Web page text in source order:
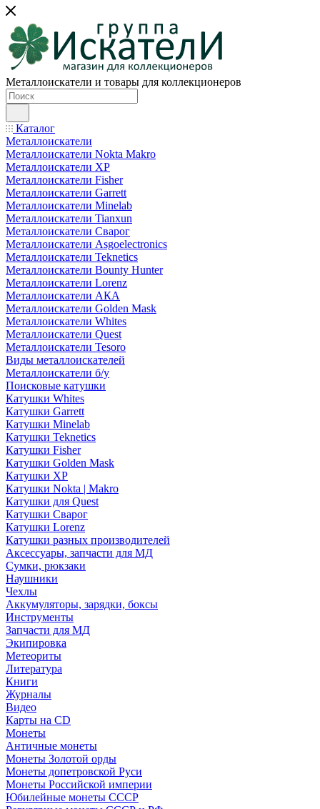
Металлоискатели и товары для коллекционеров
Каталог
Металлоискатели
Металлоискатели Nokta Makro
Металлоискатели XP
Металлоискатели Fisher
Металлоискатели Garrett
Металлоискатели Minelab
Металлоискатели Tianxun
Металлоискатели Сварог
Металлоискатели Asgoelectronics
Металлоискатели Teknetics
Металлоискатели Bounty Hunter
Металлоискатели Lorenz
Металлоискатели АКА
Металлоискатели Golden Mask
Металлоискатели Whites
Металлоискатели Quest
Металлоискатели Tesoro
Виды металлоискателей
Металлоискатели б/у
Поисковые катушки
Катушки Whites
Катушки Garrett
Катушки Minelab
Катушки Teknetics
Катушки Fisher
Катушки Golden Mask
Катушки XP
Катушки Nokta | Makro
Катушки для Quest
Катушки Сварог
Катушки Lorenz
Катушки разных производителей
Аксессуары, запчасти для МД
Сумки, рюкзаки
Наушники
Чехлы
Аккумуляторы, зарядки, боксы
Инструменты
Запчасти для МД
Экипировка
Метеориты
Литература
Книги
Журналы
Видео
Карты на CD
Монеты
Античные монеты
Монеты Золотой орды
Монеты допетровской Руси
Монеты Российской империи
Юбилейные монеты СССР